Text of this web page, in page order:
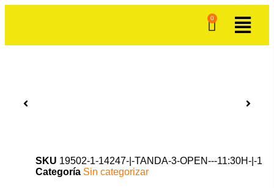
0
SKU 19502-1-14247-|-TANDA-3-OPEN---11:30H-|-1
Categoría Sin categorizar